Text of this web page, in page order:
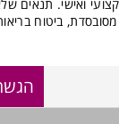
ואישי. תנאים
ביטוח
כאחד.